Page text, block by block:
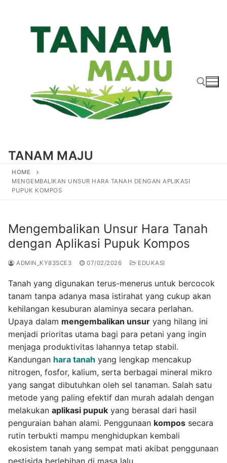
TANAM MAJU
HOME
MENGEMBALIKAN UNSUR HARA TANAH DENGAN APLIKASI
PUPUK KOMPOS
Mengembalikan Unsur Hara Tanah
dengan Aplikasi Pupuk Kompos
ADMIN_KY83SCE3 07/02/2026 EDUKASI
Tanah yang digunakan terus-menerus untuk bercocok
tanam tanpa adanya masa istirahat yang cukup akan
kehilangan kesuburan alaminya secara perlahan.
Upaya dalam mengembalikan unsur yang hilang ini
menjadi prioritas utama bagi para petani yang ingin
menjaga produktivitas lahannya tetap stabil.
Kandungan hara tanah yang lengkap mencakup
nitrogen, fosfor, kalium, serta berbagai mineral mikro
yang sangat dibutuhkan oleh sel tanaman. Salah satu
metode yang paling efektif dan murah adalah dengan
melakukan aplikasi pupuk yang berasal dari hasil
penguraian bahan alami. Penggunaan kompos secara
rutin terbukti mampu menghidupkan kembali
ekosistem tanah yang sempat mati akibat penggunaan